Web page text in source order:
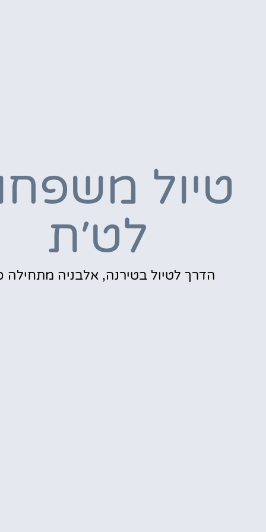
טיול
לט׳ת
הדרך לטיול בטירנה, אלבניה מתחילה